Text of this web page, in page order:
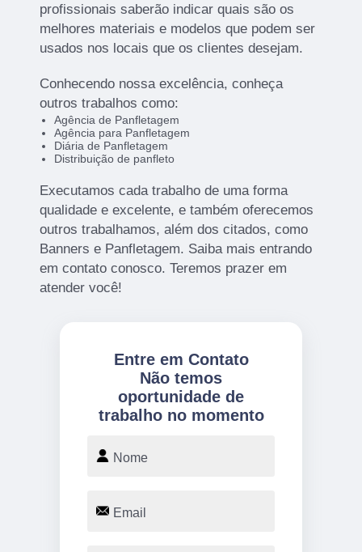
profissionais saberão indicar quais são os
melhores materiais e modelos que podem ser
usados nos locais que os clientes desejam.
Conhecendo nossa excelência, conheça
outros trabalhos como:
Agência de Panfletagem
Agência para Panfletagem
Diária de Panfletagem
Distribuição de panfleto
Executamos cada trabalho de uma forma
qualidade e excelente, e também oferecemos
outros trabalhamos, além dos citados, como
Banners e Panfletagem. Saiba mais entrando
em contato conosco. Teremos prazer em
atender você!
Entre em Contato
Não temos
oportunidade de
trabalho no momento